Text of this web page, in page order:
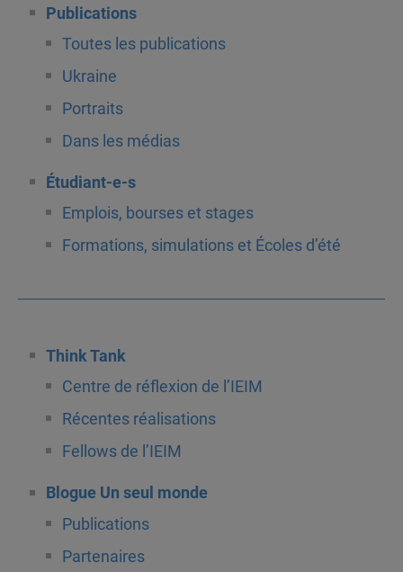
Publications
Toutes les publications
Ukraine
Portraits
Dans les médias
Étudiant-e-s
Emplois, bourses et stages
Formations, simulations et Écoles d’été
Think Tank
Centre de réflexion de l’IEIM
Récentes réalisations
Fellows de l’IEIM
Blogue Un seul monde
Publications
Partenaires